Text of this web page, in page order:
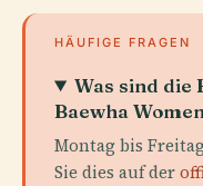
HÄUFIGE FRAGEN
Was sind die
Baewha
Montag bis
Sie dies auf der